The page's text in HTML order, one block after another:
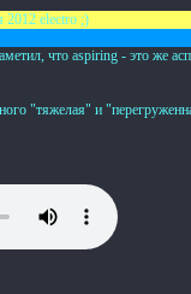
2012 electro ;)
что aspiring - это же
"тяжелая" и